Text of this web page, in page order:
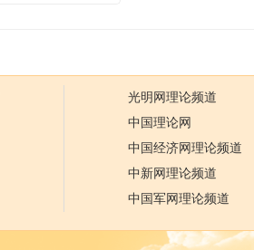
光明网理论频道
中国理论网
中国经济网理论频道
中新网理论频道
中国军网理论频道